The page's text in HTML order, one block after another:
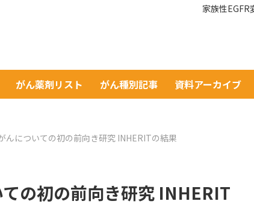
家族性EGFR
がん薬剤リスト がん種別記事 資料アーカイブ
んについての初の前向き研究 INHERITの結果
の初の前向き研究 INHERIT